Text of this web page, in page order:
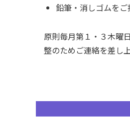
鉛筆・消しゴムをご
原則毎月第１・３木曜
整のためご連絡を差し上